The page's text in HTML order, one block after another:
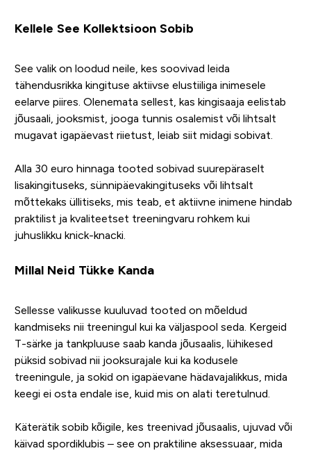
Kellele See Kollektsioon Sobib
See valik on loodud neile, kes soovivad leida
tähendusrikka kingituse aktiivse elustiiliga inimesele
eelarve piires. Olenemata sellest, kas kingisaaja eelistab
jõusaali, jooksmist, jooga tunnis osalemist või lihtsalt
mugavat igapäevast riietust, leiab siit midagi sobivat.
Alla 30 euro hinnaga tooted sobivad suurepäraselt
lisakingituseks, sünnipäevakingituseks või lihtsalt
mõttekaks üllitiseks, mis teab, et aktiivne inimene hindab
praktilist ja kvaliteetset treeningvaru rohkem kui
juhuslikku knick-knacki.
Millal Neid Tükke Kanda
Sellesse valikusse kuuluvad tooted on mõeldud
kandmiseks nii treeningul kui ka väljaspool seda. Kergeid
T-särke ja tankpluuse saab kanda jõusaalis, lühikesed
püksid sobivad nii jooksurajale kui ka kodusele
treeningule, ja sokid on igapäevane hädavajalikkus, mida
keegi ei osta endale ise, kuid mis on alati teretulnud.
Käterätik sobib kõigile, kes treenivad jõusaalis, ujuvad või
käivad spordiklubis – see on praktiline aksessuaar, mida